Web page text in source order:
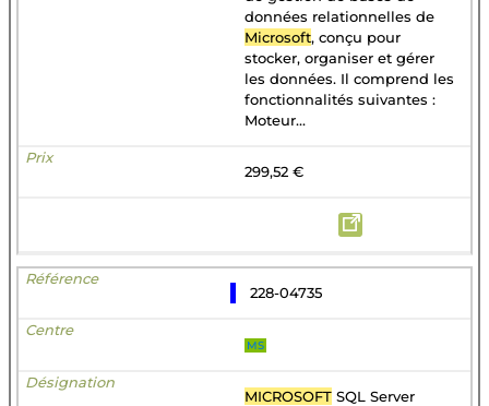
données relationnelles de
Microsoft, conçu pour
stocker, organiser et gérer
les données. Il comprend les
fonctionnalités suivantes :
Moteur...
299,52 €
228-04735
MS
MICROSOFT SQL Server